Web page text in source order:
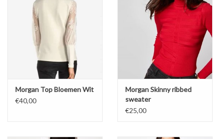
Morgan Top Bloemen Wit
€40,00
Morgan Skinny ribbed
sweater
€25,00